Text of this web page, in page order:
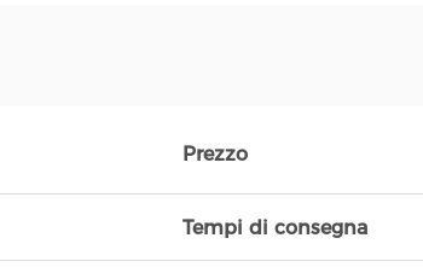
Prezzo
Tempi di consegna